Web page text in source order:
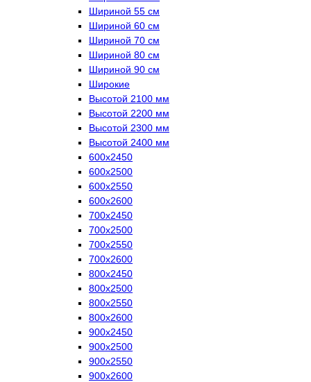
Шириной 55 см
Шириной 60 см
Шириной 70 см
Шириной 80 см
Шириной 90 см
Широкие
Высотой 2100 мм
Высотой 2200 мм
Высотой 2300 мм
Высотой 2400 мм
600х2450
600х2500
600х2550
600х2600
700х2450
700х2500
700х2550
700х2600
800х2450
800х2500
800х2550
800х2600
900х2450
900х2500
900х2550
900х2600